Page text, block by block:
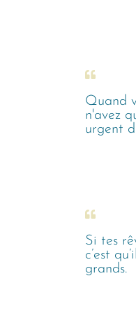
Quand
n'avez
urgent
Si tes
c’est
grands.